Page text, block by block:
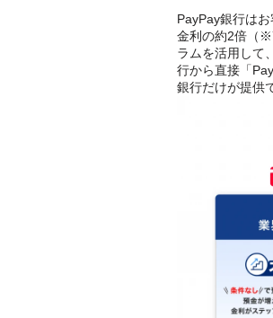
PayPay銀行は
金利の約2倍（
ラムを活用して
行から直接「
銀行だけが提供